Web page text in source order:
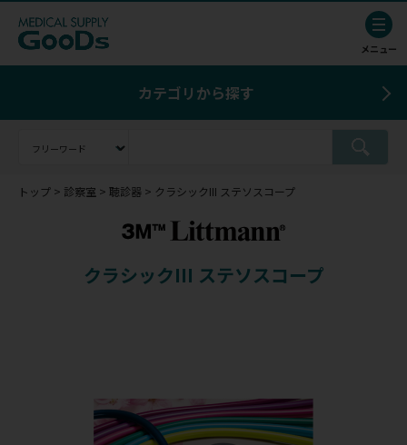
カテゴリから探す
トップ 診察室 聴診器 クラシックIII ステソスコープ
クラシックIII ステソスコープ